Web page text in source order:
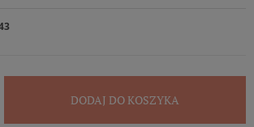
DODAJ DO KOSZYKA